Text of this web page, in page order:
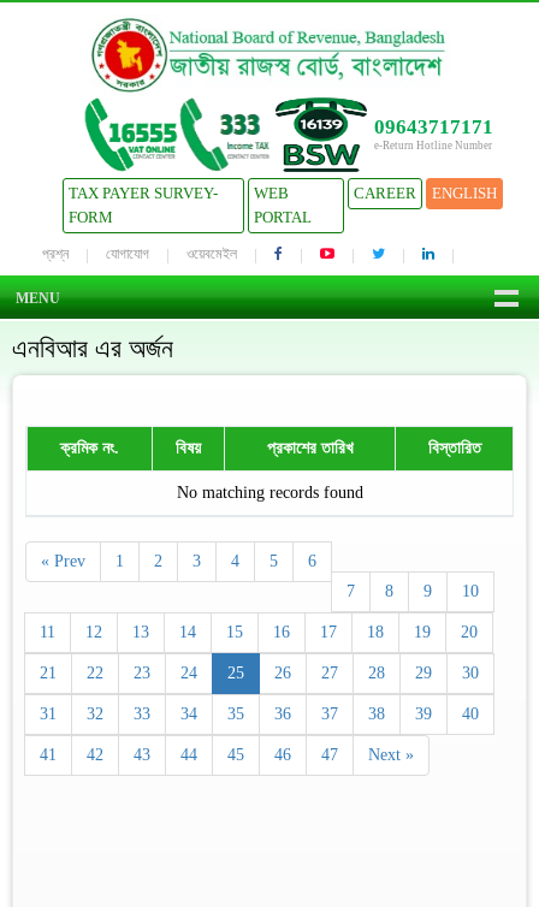
09643717171
e-Return Hotline Number
TAX PAYER SURVEY-
FORM
WEB
PORTAL
CAREER ENGLISH
প্রশ্ন যোগাযোগ ওয়েবমেইল
MENU
এনবিআর এর অর্জন
ক্রমিক নং. বিষয় প্রকাশের তারিখ বিস্তারিত
No matching records found
« Prev 1 2 3 4 5
6
7
8 9 10
11 12 13 14 15 16 17 18 19 20
21 22 23 24 25 26 27 28 29 30
31 32 33 34 35 36 37 38 39 40
41 42 43 44 45 46 47 Next »